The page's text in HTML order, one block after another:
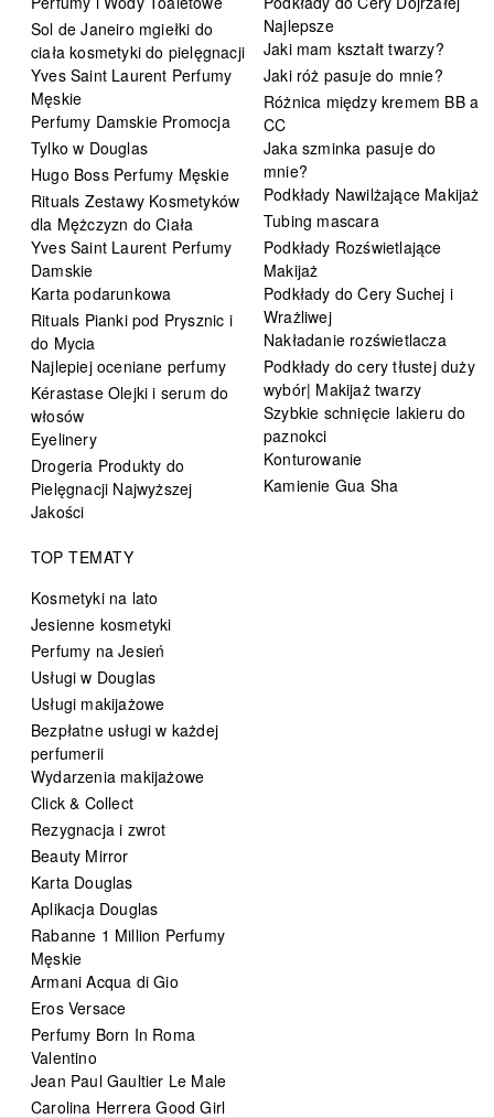
Sol de Janeiro mgiełki do
ciała kosmetyki do pielęgnacji
Yves Saint Laurent Perfumy
Męskie
Perfumy Damskie Promocja
Tylko w Douglas
Hugo Boss Perfumy Męskie
Rituals Zestawy Kosmetyków
dla Mężczyzn do Ciała
Yves Saint Laurent Perfumy
Damskie
Karta podarunkowa
Rituals Pianki pod Prysznic i
do Mycia
Najlepiej oceniane perfumy
Kérastase Olejki i serum do
włosów
Eyelinery
Drogeria Produkty do
Pielęgnacji Najwyższej
Jakości
Najlepsze
Jaki mam kształt twarzy?
Jaki róż pasuje do mnie?
Różnica między kremem BB a
CC
Jaka szminka pasuje do
mnie?
Podkłady Nawilżające Makijaż
Tubing mascara
Podkłady Rozświetlające
Makijaż
Podkłady do Cery Suchej i
Wrażliwej
Nakładanie rozświetlacza
Podkłady do cery tłustej duży
wybór| Makijaż twarzy
Szybkie schnięcie lakieru do
paznokci
Konturowanie
Kamienie Gua Sha
TOP TEMATY
Kosmetyki na lato
Jesienne kosmetyki
Perfumy na Jesień
Usługi w Douglas
Usługi makijażowe
Bezpłatne usługi w każdej
perfumerii
Wydarzenia makijażowe
Click & Collect
Rezygnacja i zwrot
Beauty Mirror
Karta Douglas
Aplikacja Douglas
Rabanne 1 Million Perfumy
Męskie
Armani Acqua di Gio
Eros Versace
Perfumy Born In Roma
Valentino
Jean Paul Gaultier Le Male
Carolina Herrera Good Girl